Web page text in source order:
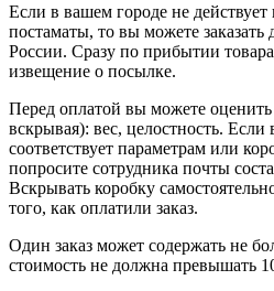
Если в вашем городе не действует
постаматы, то вы можете заказать
России. Сразу по прибытии
извещение о посылке.
Перед оплатой вы можете оценить
вскрывая): вес, целостность. Если
соответствует параметрам или
попросите сотрудника почты
Вскрывать коробку
того, как оплатили заказ.
Один заказ может содержать не
стоимость не должна превышать